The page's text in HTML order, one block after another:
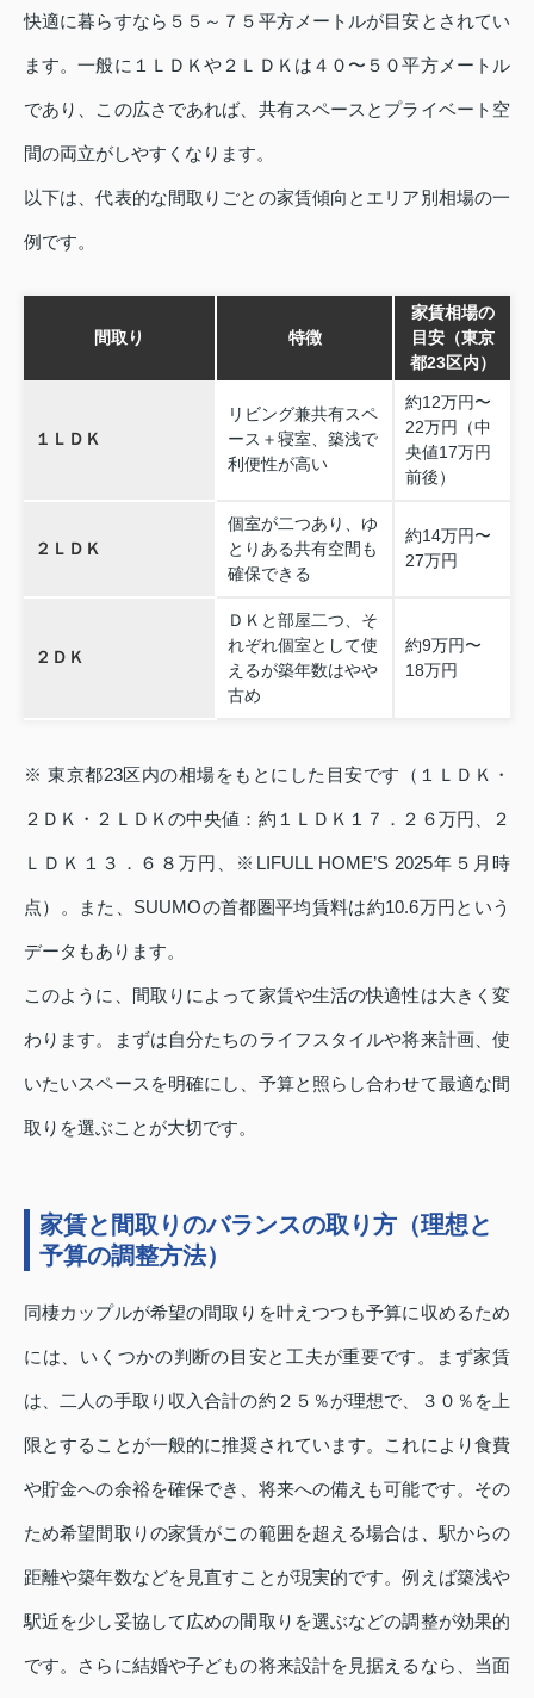
快適に暮らすなら５５～７５平方メートルが目安とされてい
ます。一般に１ＬＤＫや２ＬＤＫは４０〜５０平方メートル
であり、この広さであれば、共有スペースとプライベート空
間の両立がしやすくなります。
以下は、代表的な間取りごとの家賃傾向とエリア別相場の一
例です。
間取り 特徴
家賃相場の
目安（東京
都23区内）
１ＬＤＫ
リビング兼共有スペ
ース＋寝室、築浅で
利便性が高い
約12万円〜
22万円（中
央値17万円
前後）
２ＬＤＫ
個室が二つあり、ゆ
とりある共有空間も
確保できる
約14万円〜
27万円
２ＤＫ
ＤＫと部屋二つ、そ
れぞれ個室として使
えるが築年数はやや
古め
約9万円〜
18万円
※ 東京都23区内の相場をもとにした目安です（１ＬＤＫ・
２ＤＫ・２ＬＤＫの中央値：約１ＬＤＫ１７．２６万円、２
ＬＤＫ１３．６８万円、※LIFULL HOME’S 2025年５月時
点）。また、SUUMOの首都圏平均賃料は約10.6万円という
データもあります。
このように、間取りによって家賃や生活の快適性は大きく変
わります。まずは自分たちのライフスタイルや将来計画、使
いたいスペースを明確にし、予算と照らし合わせて最適な間
取りを選ぶことが大切です。
家賃と間取りのバランスの取り方（理想と
予算の調整方法）
同棲カップルが希望の間取りを叶えつつも予算に収めるため
には、いくつかの判断の目安と工夫が重要です。まず家賃
は、二人の手取り収入合計の約２５％が理想で、３０％を上
限とすることが一般的に推奨されています。これにより食費
や貯金への余裕を確保でき、将来への備えも可能です。その
ため希望間取りの家賃がこの範囲を超える場合は、駅からの
距離や築年数などを見直すことが現実的です。例えば築浅や
駅近を少し妥協して広めの間取りを選ぶなどの調整が効果的
です。さらに結婚や子どもの将来設計を見据えるなら、当面